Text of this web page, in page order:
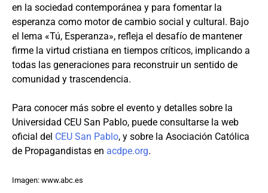
en la sociedad contemporánea y para fomentar la
esperanza como motor de cambio social y cultural. Bajo
el lema «Tú, Esperanza», refleja el desafío de mantener
firme la virtud cristiana en tiempos críticos, implicando a
todas las generaciones para reconstruir un sentido de
comunidad y trascendencia.
Para conocer más sobre el evento y detalles sobre la
Universidad CEU San Pablo, puede consultarse la web
oficial del CEU San Pablo, y sobre la Asociación Católica
de Propagandistas en acdpe.org.
Imagen: www.abc.es